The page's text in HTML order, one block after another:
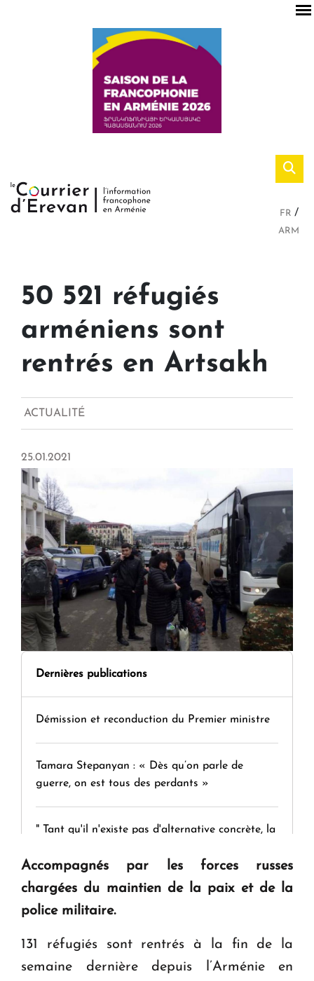
FR
ARM
50 521 réfugiés
arméniens sont
rentrés en Artsakh
ACTUALITÉ
25.01.2021
Dernières publications
Démission et reconduction du Premier ministre
Tamara Stepanyan : « Dès qu’on parle de
guerre, on est tous des perdants »
" Tant qu'il n'existe pas d'alternative concrète, la
KASA : 30 ans d'audace, de résilience et d'avenir
en Arménie
Le premier hôtel Hyatt Regency d'Arménie
ouvrira ses portes à Dilijan
Accompagnés par les forces russes
chargées du maintien de la paix et de la
police militaire.
131 réfugiés sont rentrés à la fin de la
semaine dernière depuis l’Arménie en